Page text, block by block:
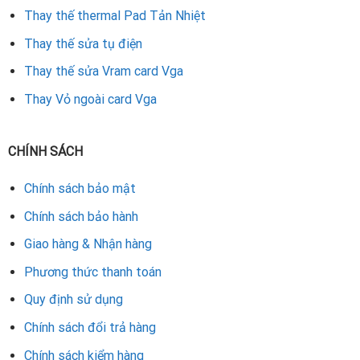
Rate this product
Thay thế thermal Pad Tản Nhiệt
Thay thế sửa tụ điện
Thay thế sửa Vram card Vga
Thay Vỏ ngoài card Vga
CHÍNH SÁCH
Chính sách bảo mật
Chính sách bảo hành
Giao hàng & Nhận hàng
Phương thức thanh toán
Quy định sử dụng
Chính sách đổi trả hàng
Chính sách kiểm hàng